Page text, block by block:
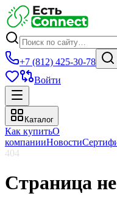
+7 (812) 425-30-78
Войти
Каталог
Как купитьО
компанииНовости
404
Страница